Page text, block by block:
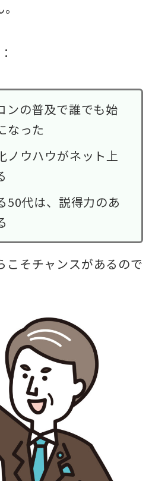
ンの普及で誰でも始
なった
ノウハウがネット上
50代は、説得力のあ
こそチャンスがあるので